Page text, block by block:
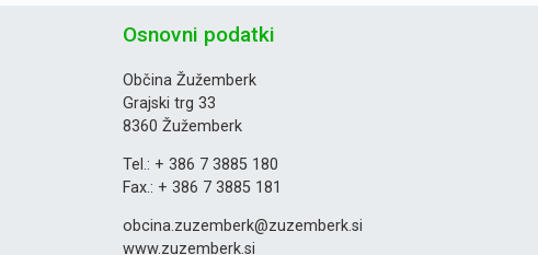
Osnovni podatki
Občina Žužemberk
Grajski trg 33
8360 Žužemberk
Tel.: + 386 7 3885 180
Fax.: + 386 7 3885 181
obcina.zuzemberk@zuzemberk.si
www.zuzemberk.si